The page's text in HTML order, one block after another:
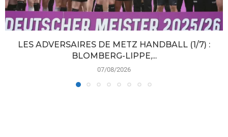
LES ADVERSAIRES DE METZ HANDBALL (1/7) :
BLOMBERG-LIPPE,...
07/08/2026